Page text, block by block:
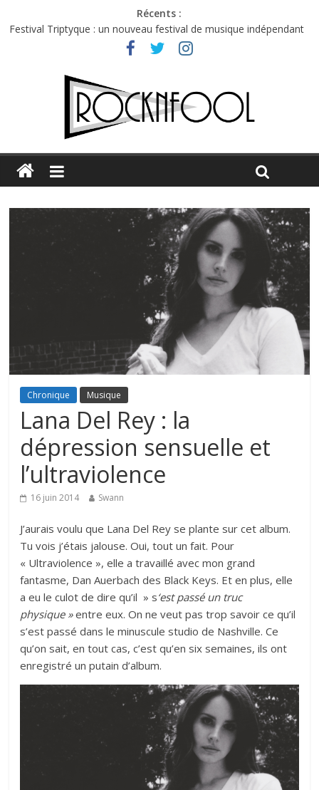
Récents :
Festival Triptyque : un nouveau festival de musique indépendant
Hellfest 2026 vendredi : température et émotions en hausse
Hellfest 2026 jeudi : impossible de choisir entre chaleur et bonne
Première édition du Midgard Festival : entre bière, métal et
Charlie Puth à l’Olympia : la leçon de pop du Professeur Puth
Chronique Musique
Lana Del Rey : la
dépression sensuelle et
l’ultraviolence
16 juin 2014 Swann
J’aurais voulu que Lana Del Rey se plante sur cet album.
Tu vois j’étais jalouse. Oui, tout un fait. Pour
« Ultraviolence », elle a travaillé avec mon grand
fantasme, Dan Auerbach des Black Keys. Et en plus, elle
a eu le culot de dire qu’il » s‘est passé un truc
physique »entre eux. On ne veut pas trop savoir ce qu’il
s’est passé dans le minuscule studio de Nashville. Ce
qu’on sait, en tout cas, c’est qu’en six semaines, ils ont
enregistré un putain d’album.